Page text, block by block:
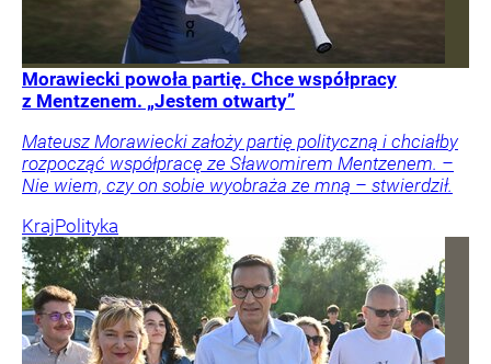
Morawiecki powoła partię. Chce współpracy
z Mentzenem. „Jestem otwarty”
Mateusz Morawiecki założy partię polityczną i chciałby
rozpocząć współpracę ze Sławomirem Mentzenem. –
Nie wiem, czy on sobie wyobraża ze mną – stwierdził.
KrajPolityka